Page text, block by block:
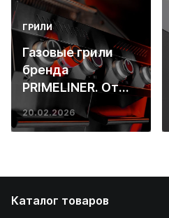
ГРИЛИ
Газовые грили
бренда
PRIMELINER. От
основ инженерии
до ресторанных
20.02.2026
Каталог товаров